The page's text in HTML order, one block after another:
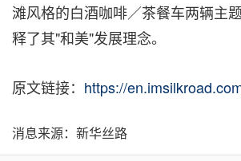
滩风格的白酒咖啡／茶餐车两辆主
释了其"和美"发展理念。
原文链接： https://
消息来源：新华丝路